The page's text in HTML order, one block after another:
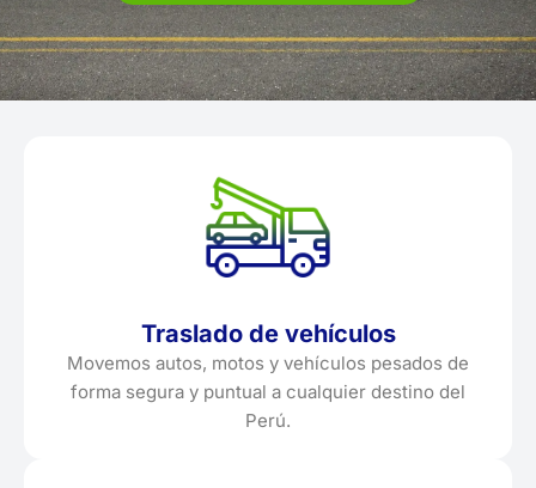
Traslado de vehículos
Movemos autos, motos y vehículos pesados de
forma segura y puntual a cualquier destino del
Perú.